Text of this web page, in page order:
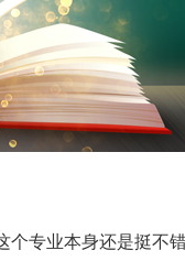
专业本身还是挺不